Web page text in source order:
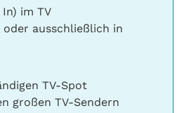
im TV
ausschließlich in
TV-Spot
großen TV-Sendern